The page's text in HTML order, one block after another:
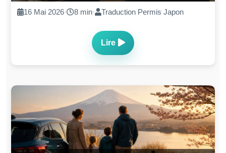
16 Mai 2026· 8 min· Traduction Permis Japon
Lire